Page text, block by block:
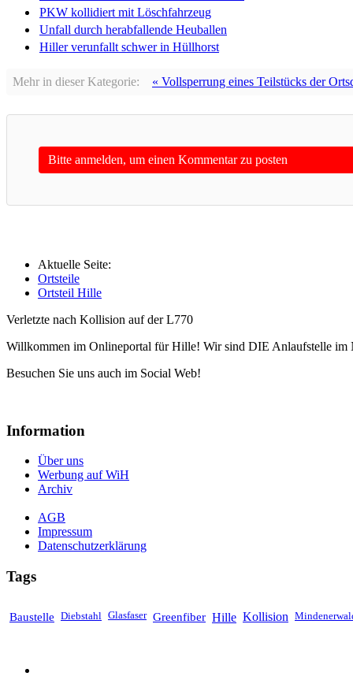
PKW kollidiert mit Löschfahrzeug
Unfall durch herabfallende Heuballen
Hiller verunfallt schwer in Hüllhorst
Mehr in dieser Kategorie: « Vollsperrung eines Teilstücks der
Bitte anmelden, um einen Kommentar zu posten
Aktuelle Seite:
Ortsteile
Ortsteil Hille
Verletzte nach Kollision auf der L770
Willkommen im Onlineportal für Hille! Wir sind DIE Anlaufstelle im
Besuchen Sie uns auch im Social Web!
Information
Über uns
Werbung auf WiH
Archiv
AGB
Impressum
Datenschutzerklärung
Tags
Baustelle Diebstahl Glasfaser Greenfiber Hille Kollision